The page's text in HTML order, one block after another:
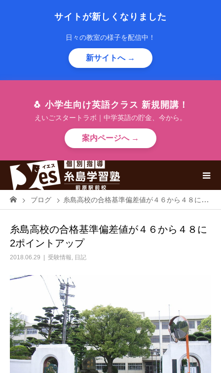
サイトが新しくなりました
日々の教室の様子を配信中！
新サイトへ →
🐧 小学生向け英語クラス 新規開講！
えいごスタートラボ｜中学英語の貯金、今から。
案内ページへ →
ブログ 糸島高校の合格基準偏差値が４６から４８に2ポイントアップ
糸島高校の合格基準偏差値が４６から４８に
2ポイントアップ
2018.06.29 受験情報, 日記